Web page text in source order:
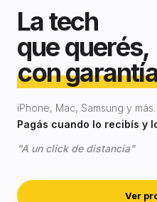
La tech
que querés,
con
iPhone, Mac, Samsung y más.
Pagás cuando lo recibís y
"A un click de distancia"
Ver